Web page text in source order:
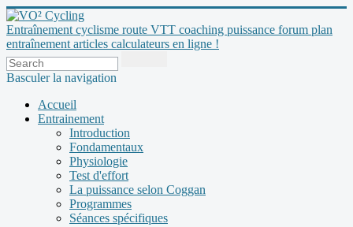
Entraînement cyclisme route VTT coaching puissance forum plan
entraînement articles calculateurs en ligne !
Basculer la navigation
Accueil
Entrainement
Introduction
Fondamentaux
Physiologie
Test d'effort
La puissance selon Coggan
Programmes
Séances spécifiques